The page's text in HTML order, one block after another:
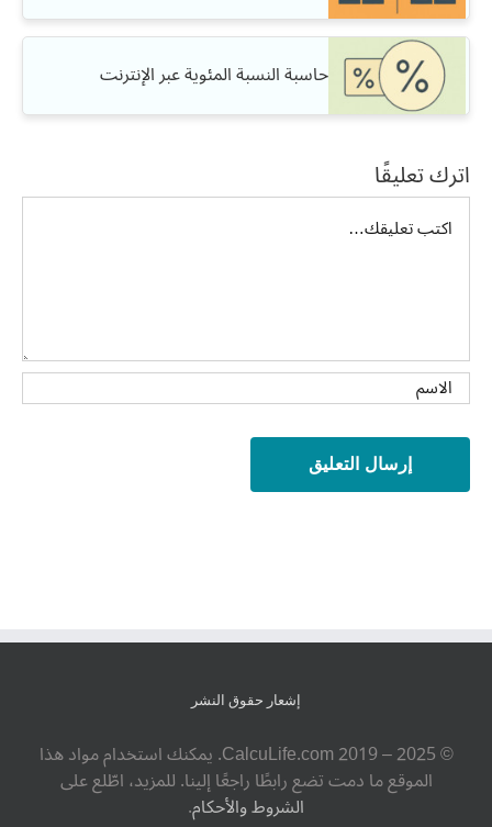
حاسبة النسبة المئوية عبر الإنترنت
اترك تعليقًا
تعليق
إشعار حقوق النشر
© ‎CalcuLife.com‎ 2019 – 2025. يمكنك استخدام مواد هذا
الموقع ما دمت تضع رابطًا راجعًا إلينا. للمزيد، اطّلع على
الشروط والأحكام.